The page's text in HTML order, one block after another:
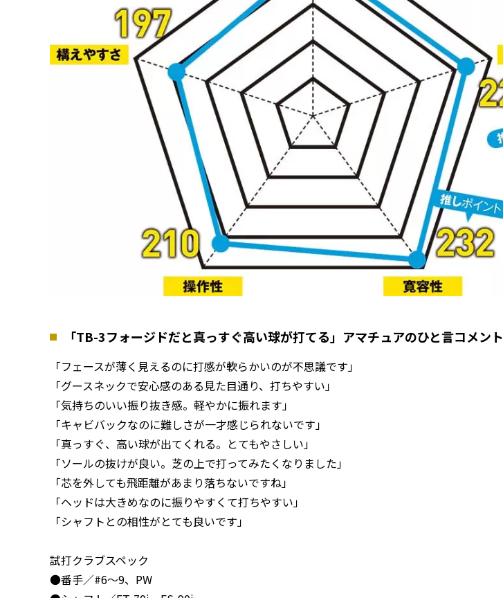
「TB-3フォージドだと真っすぐ高い球が打てる」アマチュアのひと言コメント
「フェースが薄く見えるのに打感が軟らかいのが不思議です」
「グースネックで安心感のある見た目通り、打ちやすい」
「気持ちのいい振り抜き感。軽やかに振れます」
「キャビバックなのに難しさが一才感じられないです」
「真っすぐ、高い球が出てくれる。とてもやさしい」
「ソールの抜けが良い。芝の上で打ってみたくなりました」
「芯を外しても飛距離があまり落ちないですね」
「ヘッドは大きめなのに振りやすくて打ちやすい」
「シャフトとの相性がとても良いです」
試打クラブスペック
●番手／#6〜9、PW